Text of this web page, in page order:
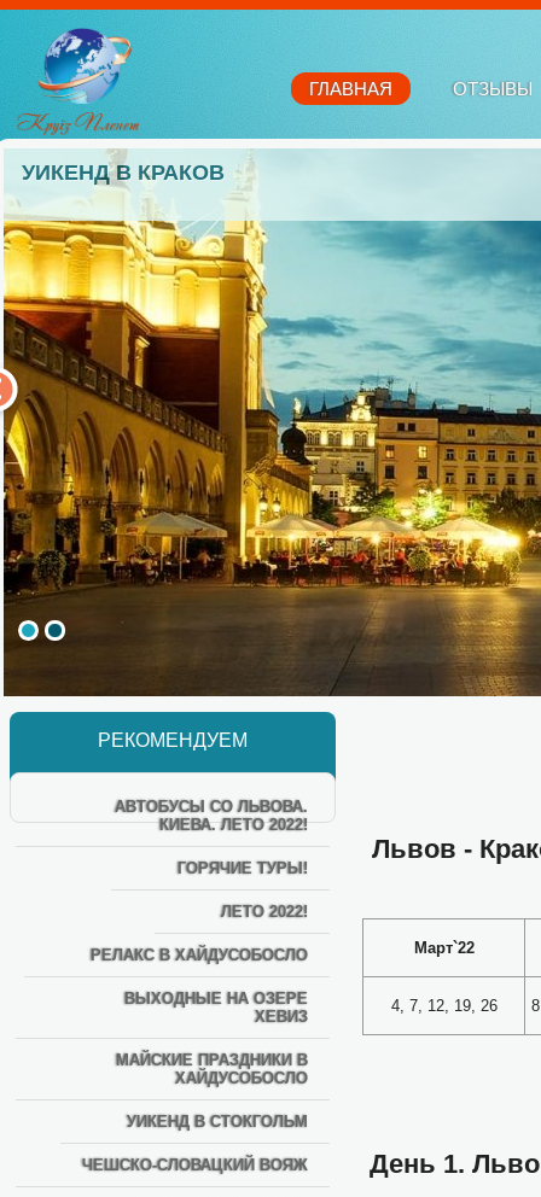
ОТЗЫВЫ
ГЛАВНАЯ
УИКЕНД В КРАКОВ
РЕКОМЕНДУЕМ
АВТОБУСЫ СО ЛЬВОВА.
КИЕВА. ЛЕТО 2022!
ГОРЯЧИЕ ТУРЫ!
ЛЕТО 2022!
РЕЛАКС В ХАЙДУСОБОСЛО
ВЫХОДНЫЕ НА ОЗЕРЕ
ХЕВИЗ
МАЙСКИЕ ПРАЗДНИКИ В
ХАЙДУСОБОСЛО
УИКЕНД В СТОКГОЛЬМ
ЧЕШСКО-СЛОВАЦКИЙ ВОЯЖ
Львов -
Март`22
4, 7, 12, 19, 26
День 1.